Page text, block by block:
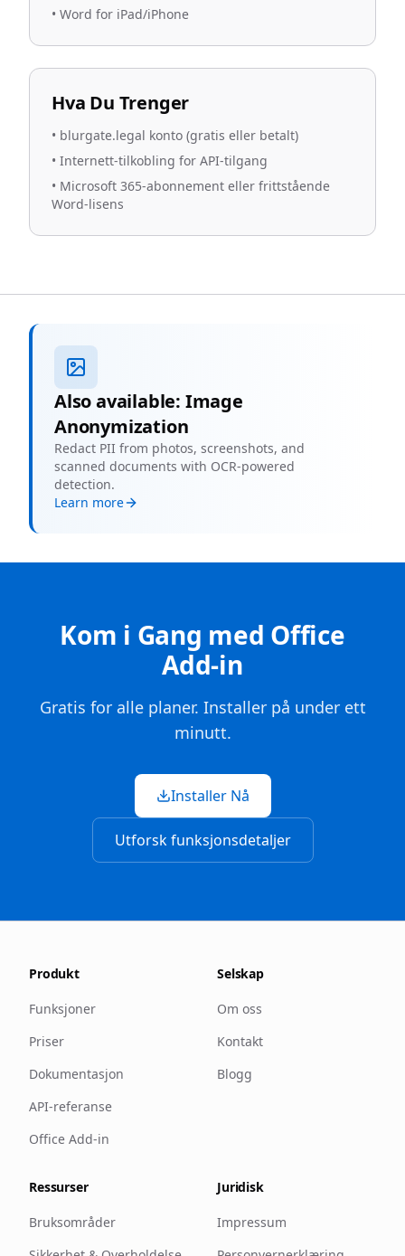
• Word for iPad/iPhone
Hva Du Trenger
• blurgate.legal konto (gratis eller betalt)
• Internett-tilkobling for API-tilgang
• Microsoft 365-abonnement eller frittstående
Word-lisens
Also available: Image
Anonymization
Redact PII from photos, screenshots, and
scanned documents with OCR-powered
detection.
Learn more
Kom i Gang med Office
Add-in
Gratis for alle planer. Installer på under ett
minutt.
Installer Nå
Utforsk funksjonsdetaljer
Produkt
Funksjoner
Priser
Dokumentasjon
API-referanse
Office Add-in
Selskap
Om oss
Kontakt
Blogg
Ressurser
Bruksområder
Juridisk
Impressum